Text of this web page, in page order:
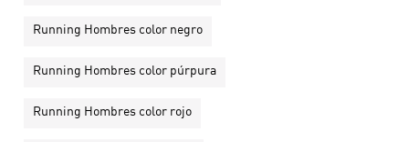
Running Hombres color negro
Running Hombres color púrpura
Running Hombres color rojo